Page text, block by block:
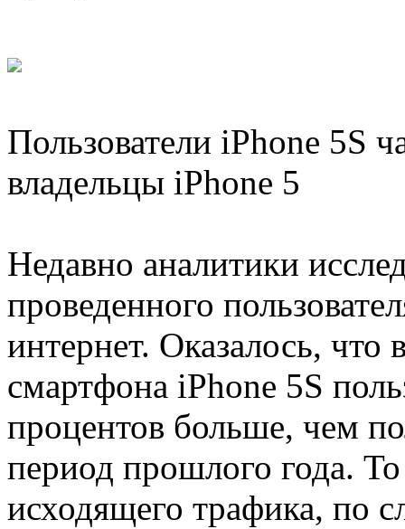
Пользователи iPhone 5S
владельцы iPhone 5
Недавно аналитики
проведенного
интернет. Оказалось, что
смартфона iPhone 5S
процентов больше, чем
период прошлого года.
исходящего трафика, по